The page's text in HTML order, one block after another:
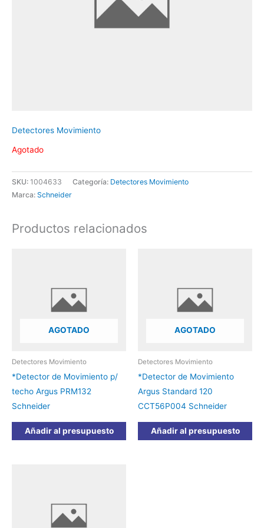
Detectores Movimiento
Agotado
SKU: 1004633 Categoría: Detectores Movimiento
Marca: Schneider
Productos relacionados
AGOTADO
Detectores Movimiento
*Detector de Movimiento p/
techo Argus PRM132
Schneider
Añadir al presupuesto
AGOTADO
Detectores Movimiento
*Detector de Movimiento
Argus Standard 120
CCT56P004 Schneider
Añadir al presupuesto